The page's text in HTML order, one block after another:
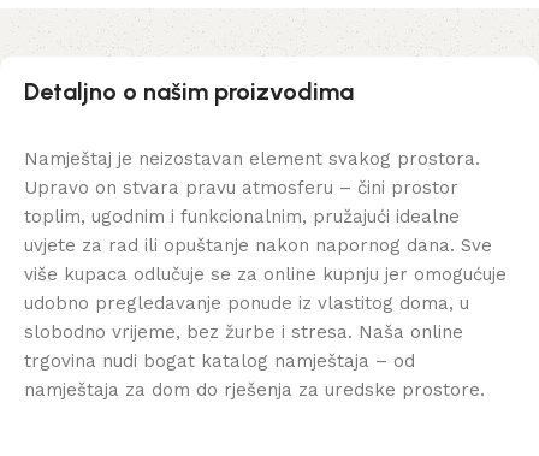
Detaljno o našim proizvodima
Namještaj je neizostavan element svakog prostora.
Upravo on stvara pravu atmosferu – čini prostor
toplim, ugodnim i funkcionalnim, pružajući idealne
uvjete za rad ili opuštanje nakon napornog dana. Sve
više kupaca odlučuje se za online kupnju jer omogućuje
udobno pregledavanje ponude iz vlastitog doma, u
slobodno vrijeme, bez žurbe i stresa. Naša online
trgovina nudi bogat katalog namještaja – od
namještaja za dom do rješenja za uredske prostore.